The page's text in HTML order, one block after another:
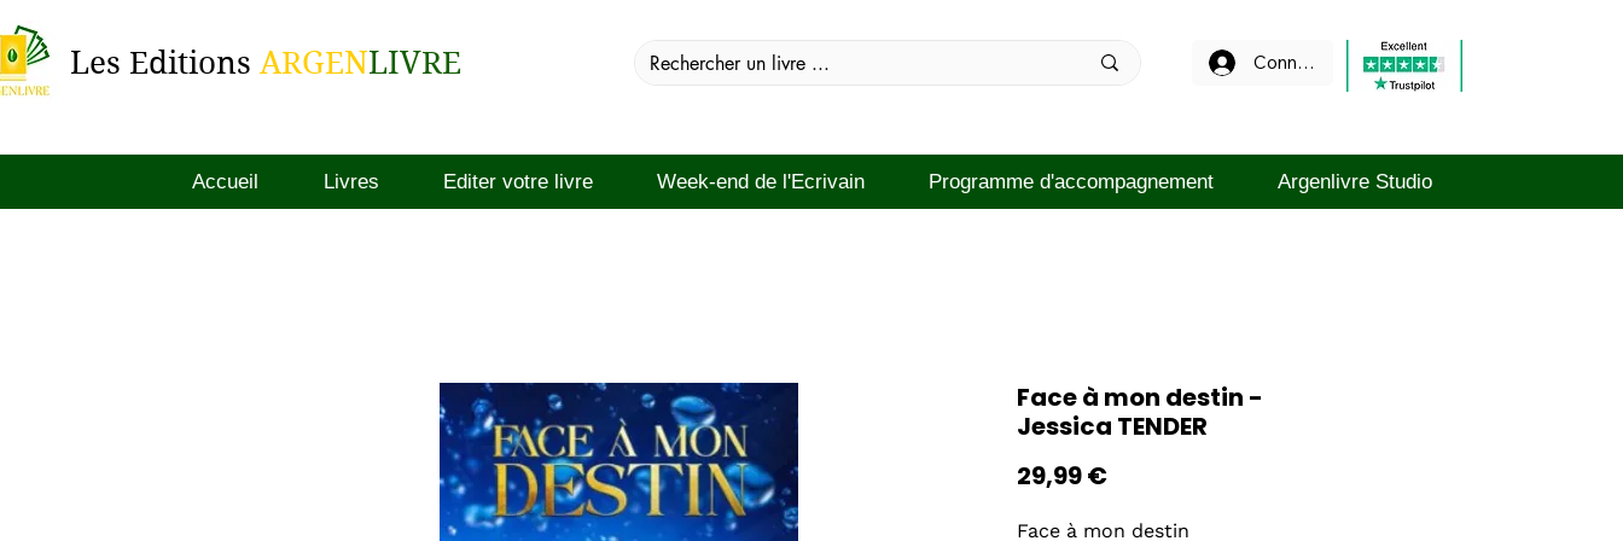
Les Editions ARGENLIVRE Connexion
Accueil Livres Editer votre livre Week-end de l'Ecrivain Programme d'accompagnement Argenlivre Studio
Face à mon destin -
Jessica TENDER
29,99 €Prix
Face à mon destin